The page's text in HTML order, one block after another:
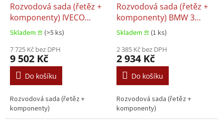
Rozvodová sada (řetěz +
komponenty) IVECO
DAILY III, DAILY IV, DAILY
V, DAILY VI, MASSIF
CITROEN JUMPER III FIAT
DUCATO PEUGEOT
BOXER 2.3D/3.0CNG/3.0D
07.1999+
Skladem 𖠿 (>5 ks)
7 725 Kč bez DPH
9 502 Kč
Do košíku
Rozvodová sada (řetěz +
komponenty)
Rozvodová sada (řetěz +
komponenty) BMW 3
(F30, F80) CITROEN
BERLINGO, Citroën
BERLINGO MULTISPACE,
Citroën C3 II, Citroën C3
PICASSO, Citroën C4,
Citroën C4 GRAND
PICASSO I, Citroën C4
GRAND PICASSO II 1.4-
1.6LPG 09.2006+
Skladem 𖠿 (1 ks)
2 385 Kč bez DPH
2 934 Kč
Do košíku
Rozvodová sada (řetěz +
komponenty)